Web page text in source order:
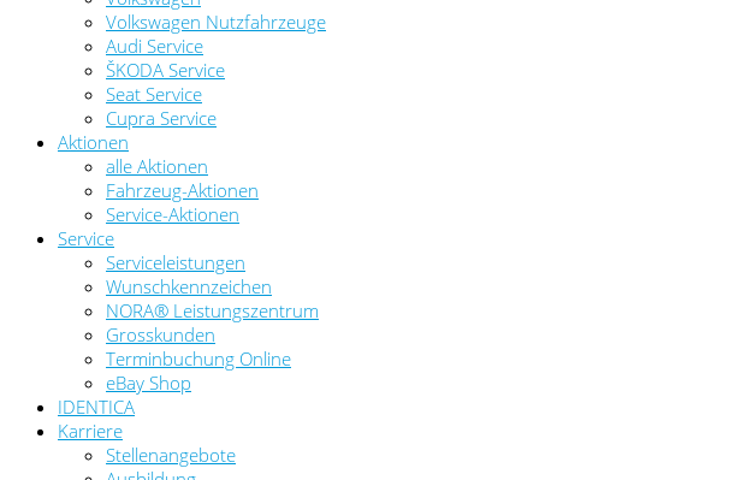
Volkswagen Nutzfahrzeuge
Audi Service
ŠKODA Service
Seat Service
Cupra Service
Aktionen
alle Aktionen
Fahrzeug-Aktionen
Service-Aktionen
Service
Serviceleistungen
Wunschkennzeichen
NORA® Leistungszentrum
Grosskunden
Terminbuchung Online
eBay Shop
IDENTICA
Karriere
Stellenangebote